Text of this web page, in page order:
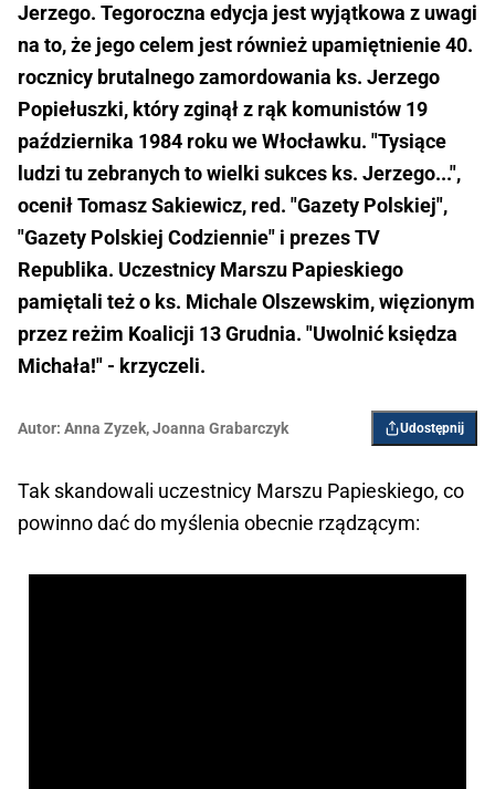
Jerzego. Tegoroczna edycja jest wyjątkowa z uwagi
na to, że jego celem jest również upamiętnienie 40.
rocznicy brutalnego zamordowania ks. Jerzego
Popiełuszki, który zginął z rąk komunistów 19
października 1984 roku we Włocławku. "Tysiące
ludzi tu zebranych to wielki sukces ks. Jerzego...",
ocenił Tomasz Sakiewicz, red. "Gazety Polskiej",
"Gazety Polskiej Codziennie" i prezes TV
Republika. Uczestnicy Marszu Papieskiego
pamiętali też o ks. Michale Olszewskim, więzionym
przez reżim Koalicji 13 Grudnia. "Uwolnić księdza
Michała!" - krzyczeli.
Autor: Anna Zyzek,Joanna Grabarczyk Udostępnij
Tak skandowali uczestnicy Marszu Papieskiego, co
powinno dać do myślenia obecnie rządzącym: